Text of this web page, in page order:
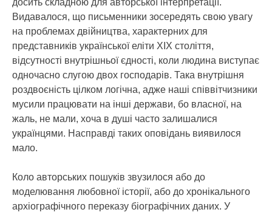
досить складною для авторської інтерпретації.
Видавалося, що письменники зосередять свою увагу
на проблемах двійництва, характерних для
представників української еліти ХІХ століття,
відсутності внутрішньої єдності, коли людина виступає
одночасно слугою двох господарів. Така внутрішня
роздвоєність цілком логічна, адже наші співвітчизники
мусили працювати на інші держави, бо власної, на
жаль, не мали, хоча в душі часто залишалися
українцями. Насправді таких оповідань виявилося
мало.
Коло авторських пошуків звузилося або до
моделювання любовної історії, або до хронікального
архіографічного переказу біографічних даних. У